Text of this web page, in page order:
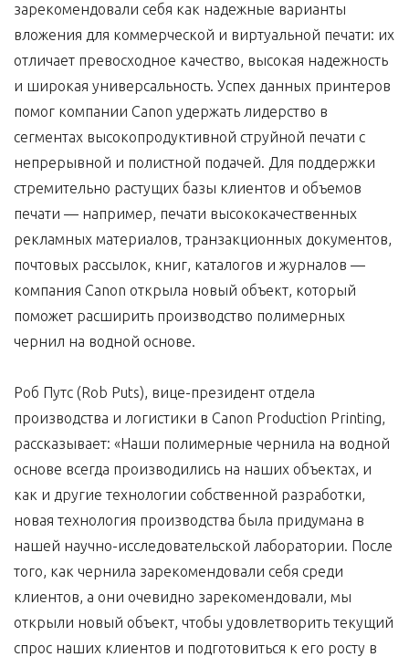
зарекомендовали себя как надежные варианты
вложения для коммерческой и виртуальной печати: их
отличает превосходное качество, высокая надежность
и широкая универсальность. Успех данных принтеров
помог компании Canon удержать лидерство в
сегментах высокопродуктивной струйной печати с
непрерывной и полистной подачей. Для поддержки
стремительно растущих базы клиентов и объемов
печати — например, печати высококачественных
рекламных материалов, транзакционных документов,
почтовых рассылок, книг, каталогов и журналов —
компания Canon открыла новый объект, который
поможет расширить производство полимерных
чернил на водной основе.
Роб Путс (Rob Puts), вице-президент отдела
производства и логистики в Canon Production Printing,
рассказывает: «Наши полимерные чернила на водной
основе всегда производились на наших объектах, и
как и другие технологии собственной разработки,
новая технология производства была придумана в
нашей научно-исследовательской лаборатории. После
того, как чернила зарекомендовали себя среди
клиентов, а они очевидно зарекомендовали, мы
открыли новый объект, чтобы удовлетворить текущий
спрос наших клиентов и подготовиться к его росту в